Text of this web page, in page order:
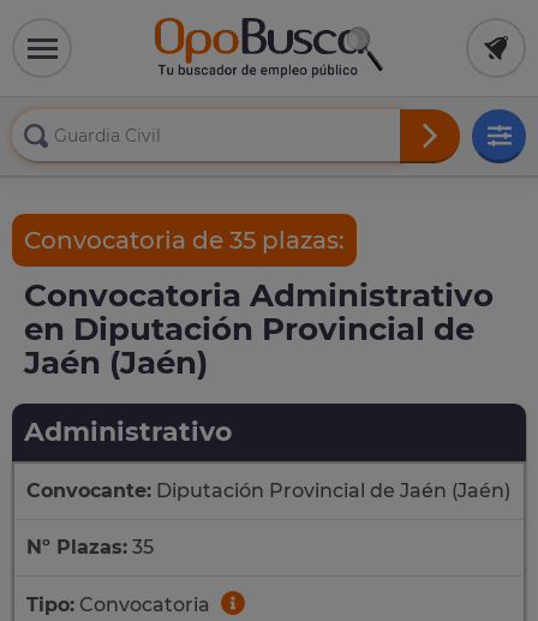
Convocatoria de 35 plazas:
Convocatoria Administrativo
en Diputación Provincial de
Jaén (Jaén)
Administrativo
Convocante: Diputación Provincial de Jaén (Jaén)
Nº Plazas: 35
Tipo: Convocatoria